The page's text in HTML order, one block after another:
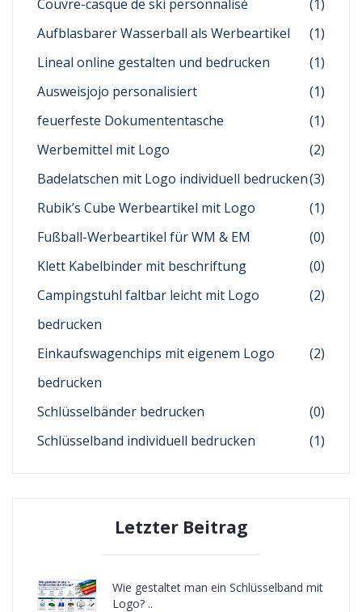
Couvre-casque de ski personnalisé
(1)
Aufblasbarer Wasserball als Werbeartikel
(1)
Lineal online gestalten und bedrucken
(1)
Ausweisjojo personalisiert
(1)
feuerfeste Dokumententasche
(1)
Werbemittel mit Logo
(2)
Badelatschen mit Logo individuell bedrucken(3)
Rubik’s Cube Werbeartikel mit Logo
(1)
Fußball-Werbeartikel für WM & EM
(0)
Klett Kabelbinder mit beschriftung
(0)
Campingstuhl faltbar leicht mit Logo
bedrucken
(2)
Einkaufswagenchips mit eigenem Logo
bedrucken
(2)
Schlüsselbänder bedrucken
(0)
Schlüsselband individuell bedrucken
(1)
Letzter Beitrag
Wie gestaltet man ein Schlüsselband mit
Logo? ..